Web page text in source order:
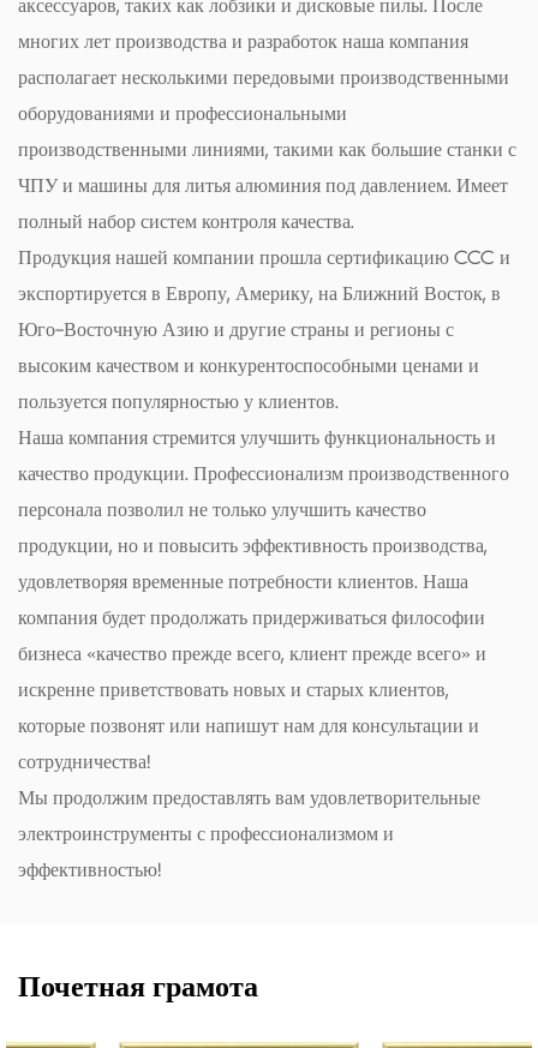
аксессуаров, таких как лобзики и дисковые пилы. После
многих лет производства и разработок наша компания
располагает несколькими передовыми производственными
оборудованиями и профессиональными
производственными линиями, такими как большие станки с
ЧПУ и машины для литья алюминия под давлением. Имеет
полный набор систем контроля качества.
Продукция нашей компании прошла сертификацию CCC и
экспортируется в Европу, Америку, на Ближний Восток, в
Юго-Восточную Азию и другие страны и регионы с
высоким качеством и конкурентоспособными ценами и
пользуется популярностью у клиентов.
Наша компания стремится улучшить функциональность и
качество продукции. Профессионализм производственного
персонала позволил не только улучшить качество
продукции, но и повысить эффективность производства,
удовлетворяя временные потребности клиентов. Наша
компания будет продолжать придерживаться философии
бизнеса «качество прежде всего, клиент прежде всего» и
искренне приветствовать новых и старых клиентов,
которые позвонят или напишут нам для консультации и
сотрудничества!
Мы продолжим предоставлять вам удовлетворительные
электроинструменты с профессионализмом и
эффективностью!
Почетная грамота